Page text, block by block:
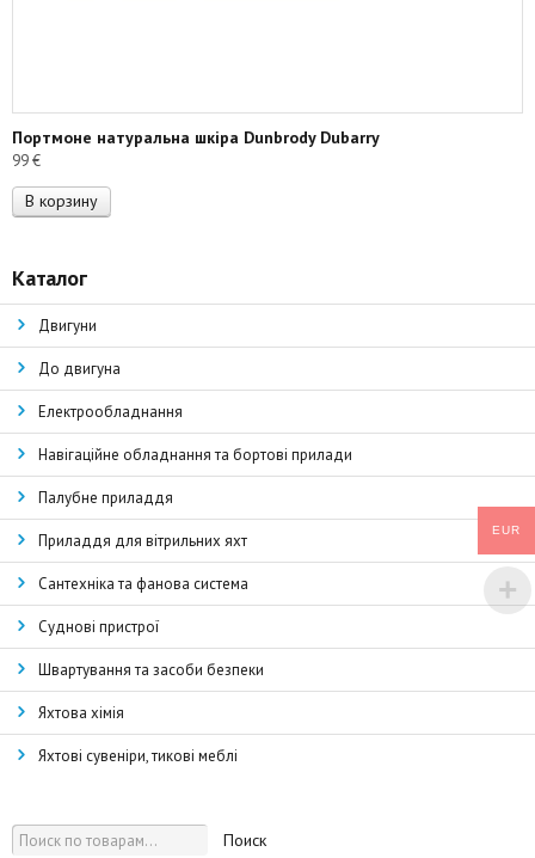
Портмоне натуральна шкіра Dunbrody Dubarry
99€
В корзину
Каталог
Двигуни
До двигуна
Електрообладнання
Навігаційне обладнання та бортові прилади
Палубне приладдя
Приладдя для вітрильних яхт
Сантехніка та фанова система
Суднові пристрої
Швартування та засоби безпеки
Яхтова хімія
Яхтові сувеніри, тикові меблі
Поиск
EUR